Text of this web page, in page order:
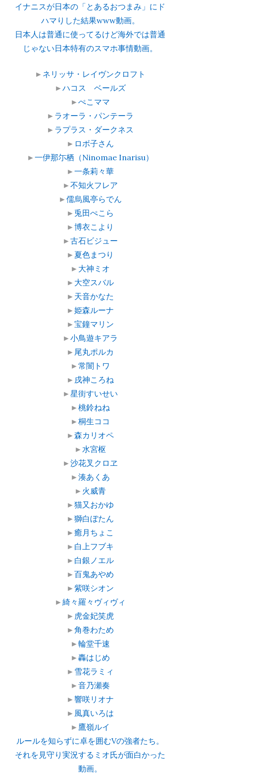
イナニスが日本の「とあるおつまみ」にド
ハマりした結果www動画。
日本人は普通に使ってるけど海外では普通
じゃない日本特有のスマホ事情動画。
► ネリッサ・レイヴンクロフト
►ハコス ベールズ
►ぺこママ
► ラオーラ・パンテーラ
► ラプラス・ダークネス
► ロボ子さん
►一伊那尓栖（Ninomae Inarisu）
►一条莉々華
►不知火フレア
►儒烏風亭らでん
► 兎田ぺこら
►博衣こより
►古石ビジュー
► 夏色まつり
► 大神ミオ
► 大空スバル
► 天音かなた
►姫森ルーナ
►宝鐘マリン
►小鳥遊キアラ
► 尾丸ポルカ
►常闇トワ
► 戌神ころね
►星街すいせい
►桃鈴ねね
►桐生ココ
►森カリオペ
► 水宮枢
►沙花叉クロヱ
►湊あくあ
► 火威青
►猫又おかゆ
►獅白ぼたん
►癒月ちょこ
► 白上フブキ
► 白銀ノエル
►百鬼あやめ
►紫咲シオン
►綺々羅々ヴィヴィ
► 虎金妃笑虎
►角巻わため
►輪堂千速
►轟はじめ
► 雪花ラミィ
►音乃瀬奏
►響咲リオナ
► 風真いろは
► 鷹嶺ルイ
ルールを知らずに卓を囲むVの強者たち。
それを見守り実況するミオ氏が面白かった
動画。